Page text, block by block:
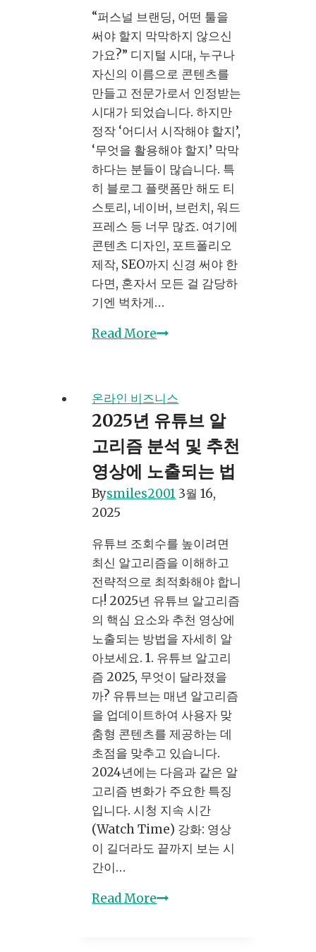
기
투
자
시
작
이
답
이
다
“퍼스널 브랜딩, 어떤 툴을
써야 할지 막막하지 않으신
가요?” 디지털 시대, 누구나
자신의 이름으로 콘텐츠를
만들고 전문가로서 인정받는
시대가 되었습니다. 하지만
정작 ‘어디서 시작해야 할지’,
‘무엇을 활용해야 할지’ 막막
하다는 분들이 많습니다. 특
히 블로그 플랫폼만 해도 티
스토리, 네이버, 브런치, 워드
프레스 등 너무 많죠. 여기에
콘텐츠 디자인, 포트폴리오
제작, SEO까지 신경 써야 한
다면, 혼자서 모든 걸 감당하
기엔 벅차게…
Read More퍼
브
랜
딩
툴
비
교
로
는
나
만
의
티
스
토
리
블
로
그
최
적
화
전
략
온라인 비즈니스
2025년 유튜브 알
고리즘 분석 및 추천
영상에 노출되는 법
Bysmiles2001 3월 16,
2025
유튜브 조회수를 높이려면
최신 알고리즘을 이해하고
전략적으로 최적화해야 합니
다! 2025년 유튜브 알고리즘
의 핵심 요소와 추천 영상에
노출되는 방법을 자세히 알
아보세요. 1. 유튜브 알고리
즘 2025, 무엇이 달라졌을
까? 유튜브는 매년 알고리즘
을 업데이트하여 사용자 맞
춤형 콘텐츠를 제공하는 데
초점을 맞추고 있습니다.
2024년에는 다음과 같은 알
고리즘 변화가 주요한 특징
입니다. 시청 지속 시간
(Watch Time) 강화: 영상
이 길더라도 끝까지 보는 시
간이…
Read More2025